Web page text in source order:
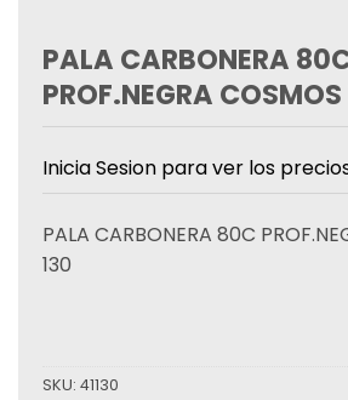
PALA CARBONERA
PROF.NEGRA
Inicia Sesion para ver los
PALA CARBONERA 80C
130
SKU: 41130